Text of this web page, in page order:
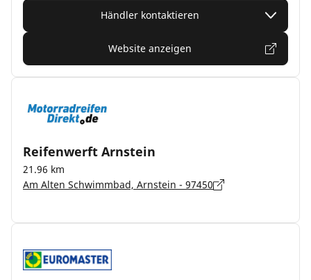
Händler kontaktieren
Website anzeigen
Reifenwerft Arnstein
21.96 km
Am Alten Schwimmbad, Arnstein - 97450